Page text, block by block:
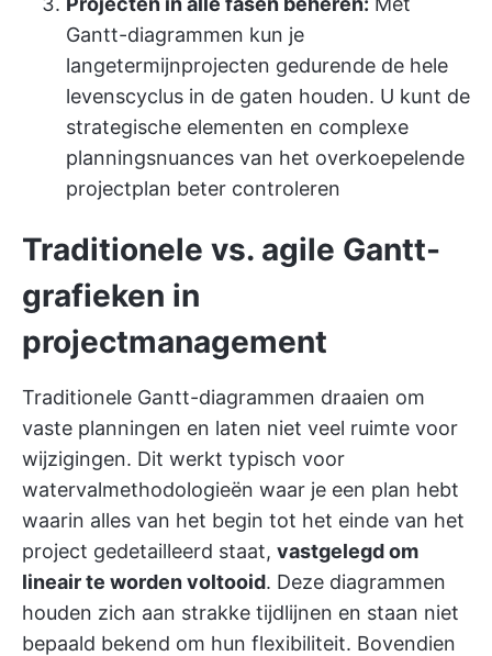
Gantt-diagrammen kun je
langetermijnprojecten gedurende de hele
levenscyclus in de gaten houden. U kunt de
strategische elementen en complexe
planningsnuances van het overkoepelende
projectplan beter controleren
Traditionele vs. agile Gantt-
grafieken in
projectmanagement
Traditionele Gantt-diagrammen draaien om
vaste planningen en laten niet veel ruimte voor
wijzigingen. Dit werkt typisch voor
watervalmethodologieën waar je een plan hebt
waarin alles van het begin tot het einde van het
project gedetailleerd staat, vastgelegd om
lineair te worden voltooid. Deze diagrammen
houden zich aan strakke tijdlijnen en staan niet
bepaald bekend om hun flexibiliteit. Bovendien